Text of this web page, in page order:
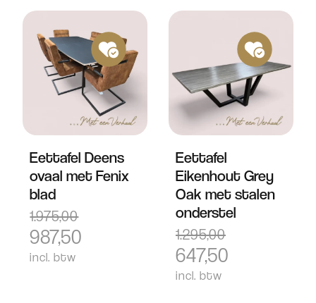
Eettafel Deens
ovaal met Fenix
blad
1.975,00
987,50
incl. btw
Eettafel
Eikenhout Grey
Oak met stalen
onderstel
1.295,00
647,50
incl. btw